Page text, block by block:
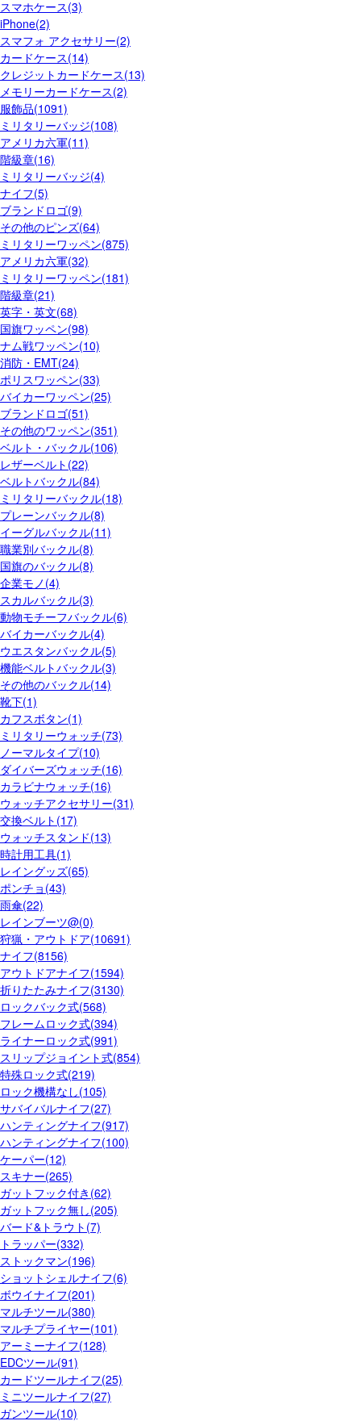
スマホケース(3)
iPhone(2)
スマフォ アクセサリー(2)
カードケース(14)
クレジットカードケース(13)
メモリーカードケース(2)
服飾品(1091)
ミリタリーバッジ(108)
アメリカ六軍(11)
階級章(16)
ミリタリーバッジ(4)
ナイフ(5)
ブランドロゴ(9)
その他のピンズ(64)
ミリタリーワッペン(875)
アメリカ六軍(32)
ミリタリーワッペン(181)
階級章(21)
英字・英文(68)
国旗ワッペン(98)
ナム戦ワッペン(10)
消防・EMT(24)
ポリスワッペン(33)
バイカーワッペン(25)
ブランドロゴ(51)
その他のワッペン(351)
ベルト・バックル(106)
レザーベルト(22)
ベルトバックル(84)
ミリタリーバックル(18)
プレーンバックル(8)
イーグルバックル(11)
職業別バックル(8)
国旗のバックル(8)
企業モノ(4)
スカルバックル(3)
動物モチーフバックル(6)
バイカーバックル(4)
ウエスタンバックル(5)
機能ベルトバックル(3)
その他のバックル(14)
靴下(1)
カフスボタン(1)
ミリタリーウォッチ(73)
ノーマルタイプ(10)
ダイバーズウォッチ(16)
カラビナウォッチ(16)
ウォッチアクセサリー(31)
交換ベルト(17)
ウォッチスタンド(13)
時計用工具(1)
レイングッズ(65)
ポンチョ(43)
雨傘(22)
レインブーツ@(0)
狩猟・アウトドア(10691)
ナイフ(8156)
アウトドアナイフ(1594)
折りたたみナイフ(3130)
ロックバック式(568)
フレームロック式(394)
ライナーロック式(991)
スリップジョイント式(854)
特殊ロック式(219)
ロック機構なし(105)
サバイバルナイフ(27)
ハンティングナイフ(917)
ハンティングナイフ(100)
ケーパー(12)
スキナー(265)
ガットフック付き(62)
ガットフック無し(205)
バード&トラウト(7)
トラッパー(332)
ストックマン(196)
ショットシェルナイフ(6)
ボウイナイフ(201)
マルチツール(380)
マルチプライヤー(101)
アーミーナイフ(128)
EDCツール(91)
カードツールナイフ(25)
ミニツールナイフ(27)
ガンツール(10)